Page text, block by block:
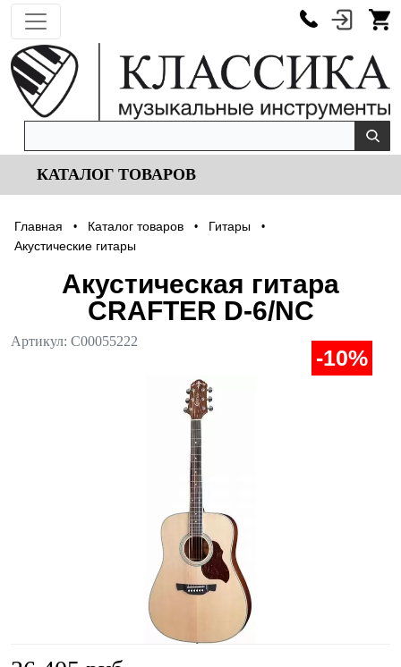
КАТАЛОГ ТОВАРОВ
Главная • Каталог товаров • Гитары •
Акустические гитары
Акустическая гитара
CRAFTER D-6/NС
Артикул: С00055222
-10%